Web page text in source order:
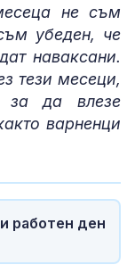
не съм
убеден, че
наваксани.
тези месеци,
за да влезе
варненци
работен ден